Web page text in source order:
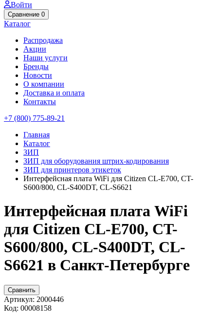
Войти
Сравнение 0
Каталог
Распродажа
Акции
Наши услуги
Бренды
Новости
О компании
Доставка и оплата
Контакты
+7 (800) 775-89-21
Главная
Каталог
ЗИП
ЗИП для оборудования штрих-кодирования
ЗИП для принтеров этикеток
Интерфейсная плата WiFi для Citizen CL-E700, CT-
S600/800, CL-S400DT, CL-S6621
Интерфейсная плата WiFi
для Citizen CL-E700, CT-
S600/800, CL-S400DT, CL-
S6621 в Санкт-Петербурге
Сравнить
Артикул: 2000446
Код: 00008158